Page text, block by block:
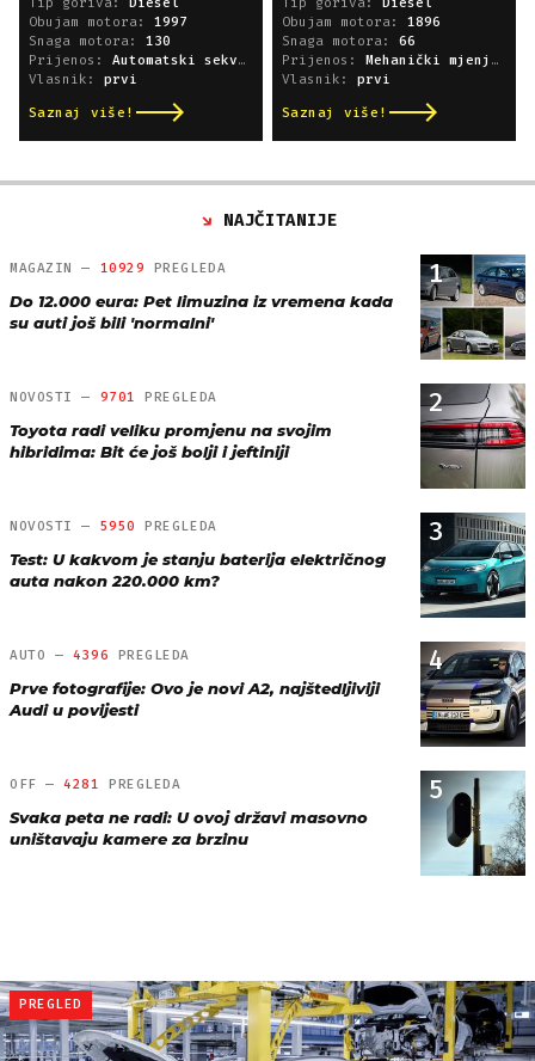
Obujam motora: 1997
Snaga motora: 130
Prijenos: Automatski sekvencijski
Vlasnik: prvi
Saznaj više!
Obujam motora: 1896
Snaga motora: 66
Prijenos: Mehanički mjenjač
Vlasnik: prvi
Saznaj više!
NAJČITANIJE
1
MAGAZIN — 10929 PREGLEDA
Do 12.000 eura: Pet limuzina iz vremena kada
su auti još bili 'normalni'
2
NOVOSTI — 9701 PREGLEDA
Toyota radi veliku promjenu na svojim
hibridima: Bit će još bolji i jeftiniji
3
NOVOSTI — 5950 PREGLEDA
Test: U kakvom je stanju baterija električnog
auta nakon 220.000 km?
4
AUTO — 4396 PREGLEDA
Prve fotografije: Ovo je novi A2, najštedljiviji
Audi u povijesti
5
OFF —4281 PREGLEDA
Svaka peta ne radi: U ovoj državi masovno
uništavaju kamere za brzinu
PREGLED